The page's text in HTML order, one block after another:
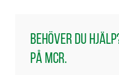
Behöver du
på MCR.